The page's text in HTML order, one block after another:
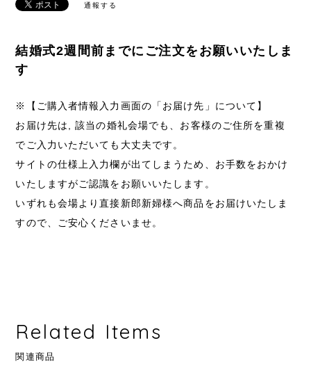
通報する
結婚式2週間前までにご注文をお願いいたしま
す
※【ご購入者情報入力画面の「お届け先」について】
お届け先は, 該当の婚礼会場でも、お客様のご住所を重複
でご入力いただいても大丈夫です。
サイトの仕様上入力欄が出てしまうため、お手数をおかけ
いたしますがご認識をお願いいたします。
いずれも会場より直接新郎新婦様へ商品をお届けいたしま
すので、ご安心くださいませ。
Related Items
関連商品